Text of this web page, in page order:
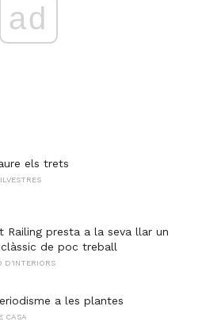
ad
els trets
Railing presta a la seva llar un
de poc treball
D'INTERIORS
a les plantes
CASA